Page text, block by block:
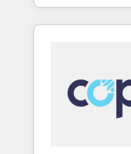
agents, and
Ongoing
portal? We are
technical
problem with the right
our clients gain
architecture,
intelligence,